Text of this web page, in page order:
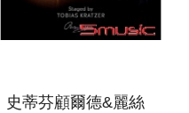
史蒂芬顧爾德&麗絲